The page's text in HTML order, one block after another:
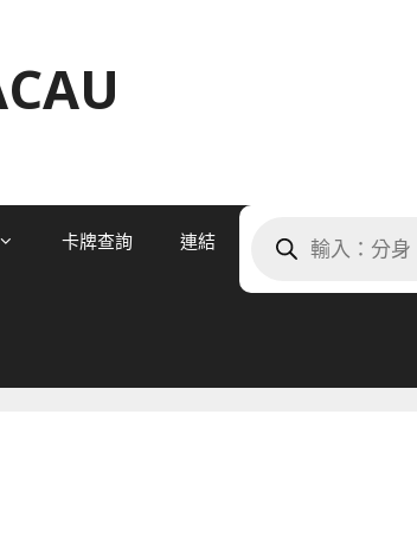
卡牌查詢 連結 search